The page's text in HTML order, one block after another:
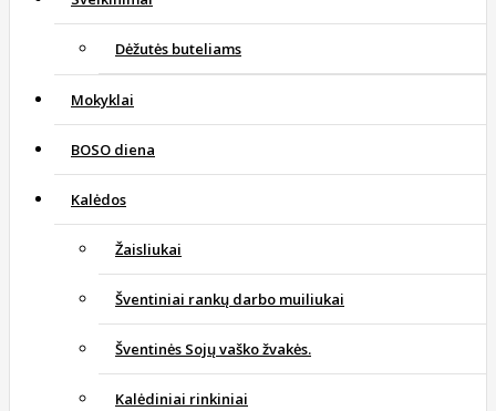
Dėžutės buteliams
Mokyklai
BOSO diena
Kalėdos
Žaisliukai
Šventiniai rankų darbo muiliukai
Šventinės Sojų vaško žvakės.
Kalėdiniai rinkiniai